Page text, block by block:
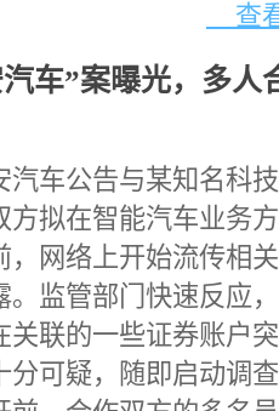
查
车”案曝光，多人
汽车公告与某知名科
方拟在智能汽车业务
，网络上开始流传相
。监管部门快速反应
关联的一些证券账户
分可疑，随即启动调